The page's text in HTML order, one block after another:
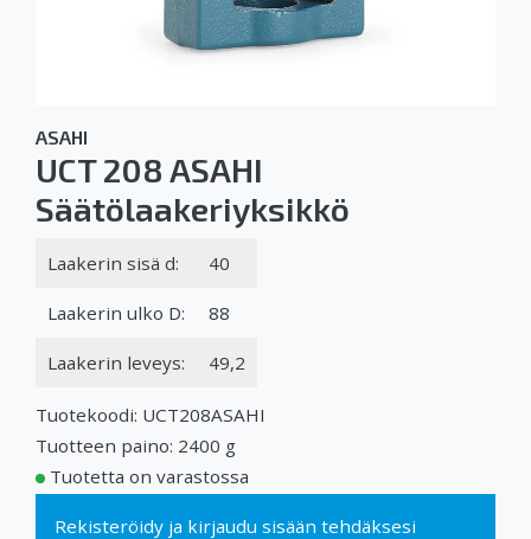
ASAHI
UCT 208 ASAHI
Säätölaakeriyksikkö
Laakerin sisä d: 40
Laakerin ulko D: 88
Laakerin leveys: 49,2
Tuotekoodi: UCT208ASAHI
Tuotteen paino: 2400 g
Tuotetta on varastossa
Rekisteröidy ja kirjaudu sisään tehdäksesi